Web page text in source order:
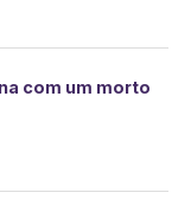
com um morto